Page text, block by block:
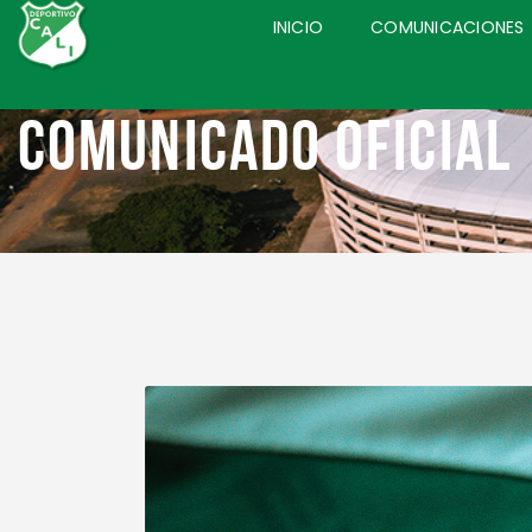
INICIO COMUNICACIONES
Comunicado Oficial